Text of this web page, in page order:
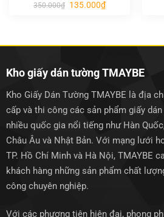
350.000₫ Giá
gốc
135.000₫Giá
hiện
Kho giấy dán tường TMAYBE
Kho Giấy Dán Tường TMAYBE là địa
cấp và thi công các sản phẩm giấy
nhiều quốc gia nổi tiếng như Hàn
Châu Âu và Nhật Bản. Với mạng lưới
TP. Hồ Chí Minh và Hà Nội, TMAYBE
khách hàng những sản phẩm chất
công chuyên nghiệp.
Với các phương tiện hiện đại, phong